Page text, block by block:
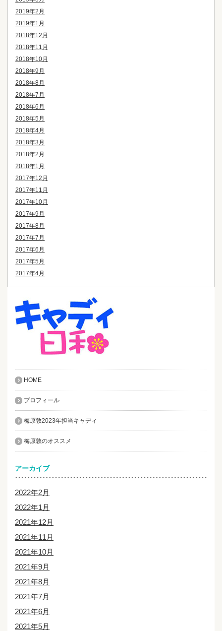
2019年2月
2019年1月
2018年12月
2018年11月
2018年10月
2018年9月
2018年8月
2018年7月
2018年6月
2018年5月
2018年4月
2018年3月
2018年2月
2018年1月
2017年12月
2017年11月
2017年10月
2017年9月
2017年8月
2017年7月
2017年6月
2017年5月
2017年4月
HOME
プロフィール
梅原敦2023年担当キャディ
梅原敦のオススメ
アーカイブ
2022年2月
2022年1月
2021年12月
2021年11月
2021年10月
2021年9月
2021年8月
2021年7月
2021年6月
2021年5月